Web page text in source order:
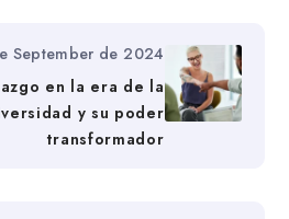
September de 2024
en la era de la
y su poder
transformador